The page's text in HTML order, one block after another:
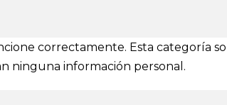
correctamente. Esta categoría
ninguna información personal.